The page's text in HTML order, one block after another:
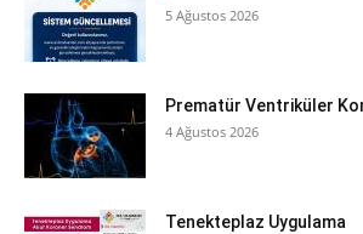
5 Ağustos 2026
Prematür Ventriküler
4 Ağustos 2026
Tenekteplaz Uygulama